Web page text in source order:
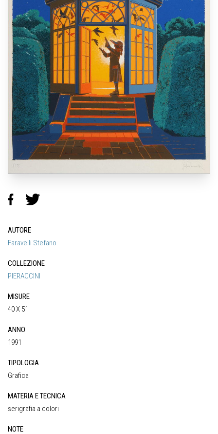
AUTORE
Faravelli Stefano
COLLEZIONE
PIERACCINI
MISURE
40 X 51
ANNO
1991
TIPOLOGIA
Grafica
MATERIA E TECNICA
serigrafia a colori
NOTE